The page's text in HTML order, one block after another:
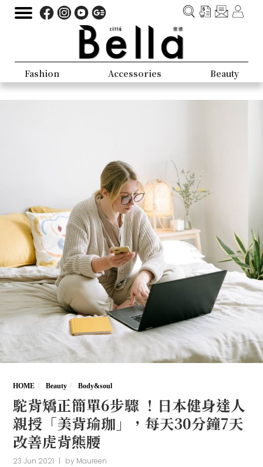
Fashion Accessories Beauty
HOME Beauty Body&soul
駝背矯正簡單6步驟 ！日本健身達人
親授「美背瑜珈」，每天30分鐘7天
改善虎背熊腰
23 Jun 2021 | by Maureen